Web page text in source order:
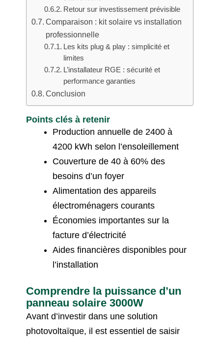
Retour sur investissement prévisible
Comparaison : kit solaire vs installation
professionnelle
Les kits plug & play : simplicité et
limites
L’installateur RGE : sécurité et
performance garanties
Conclusion
Points clés à retenir
Production annuelle de 2400 à
4200 kWh selon l’ensoleillement
Couverture de 40 à 60% des
besoins d’un foyer
Alimentation des appareils
électroménagers courants
Économies importantes sur la
facture d’électricité
Aides financières disponibles pour
l’installation
Comprendre la puissance d’un
panneau solaire 3000W
Avant d’investir dans une solution
photovoltaïque, il est essentiel de saisir